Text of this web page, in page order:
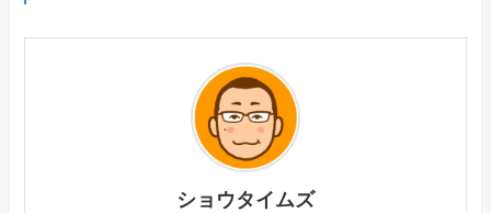
ショウタイムズ